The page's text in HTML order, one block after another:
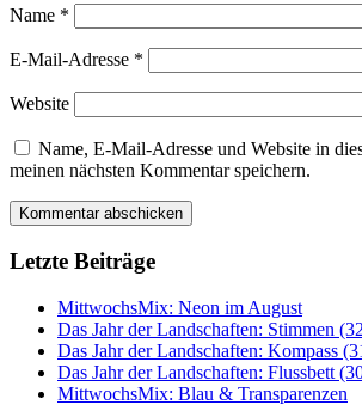
Name *
E-Mail-Adresse *
Website
Name, E-Mail-Adresse und Website in
meinen nächsten Kommentar speichern.
Letzte Beiträge
MittwochsMix: Neon im August
Das Jahr der Landschaften: Stimmen
Das Jahr der Landschaften: Kompass
Das Jahr der Landschaften: Flussbett
MittwochsMix: Blau & Transparenzen